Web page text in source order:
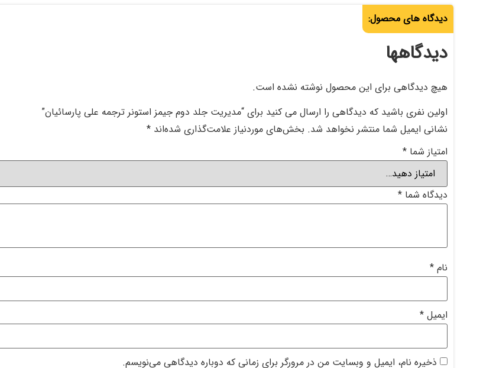
دیدگاه های محصول:
دیدگاهها
هیچ دیدگاهی برای این محصول نوشته نشده است.
اولین نفری باشید که دیدگاهی را ارسال می کنید برای “مدیریت جلد دوم جیمز استونر ترجمه علی پارسائیان”
نشانی ایمیل شما منتشر نخواهد شد. بخش‌های موردنیاز علامت‌گذاری شده‌اند *
امتیاز شما *
دیدگاه شما *
نام *
ایمیل *
ذخیره نام، ایمیل و وبسایت من در مرورگر برای زمانی که دوباره دیدگاهی می‌نویسم.